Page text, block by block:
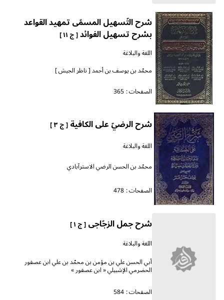
شرح التّسهيل المسمّى تمهيد القواعد
بشرح تسهيل الفوائد[ ج ١١ ]
اللغة والبلاغة
محمّد بن يوسف بن أحمد [ ناظر الجيش ]
الصفحات : 365
شرح الرضيّ على الكافية[ ج ٣ ]
اللغة والبلاغة
محمّد بن الحسن الرضي الاسترآبادي
الصفحات : 478
شرح جمل الزجّاجى[ ج ١ ]
اللغة والبلاغة
أبي الحسن علي بن مؤمن بن محمّد بن علي ابن عصفور
الحضرمي الإشبيلي « ابن عصفور »
الصفحات : 584